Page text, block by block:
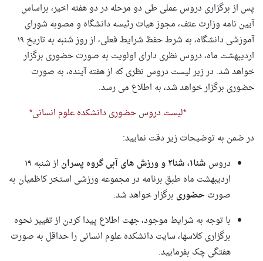
پس از برگزاری دروس عملی طی دو مرحله در دو هفته اخیر، براساس
آیین نامه وزارت عتف، مجوز هیات رئیسه دانشگاه و مصوبه شورای
آموزشی دانشگاه، به شرط حفظ شرایط فعلی، از روز شنبه به تاریخ ۱۹
اردیبهشت ماه، دروس نظری دارای اولویت به صورت حضوری برگزار
خواهد شد. در زیر لیست دروس نظری که از هفته آینده، به صورت
حضوری برگزار خواهد شد، به اطلاع می رسد.
*لیست دروس حضوری دانشکده علوم انسانی*
در ضمن به توضیحات زیر دقت نمایید:
دروس شنا۱، شنا۲ و ورزش های آبی گروه پسران
از شنبه ۱۹
اردیبهشت ماه طبق برنامه در مجموعه ورزشی استخر کاظمیان به
صورت حضوری برگزار خواهد شد.
با توجه به شرایط موجود، جهت اطلاع پیدا کردن از تغییر نحوه
برگزاری کلاس­ها، سایت دانشکده علوم انسانی را حداقل به صورت
هفتگی چک بفرمایید.